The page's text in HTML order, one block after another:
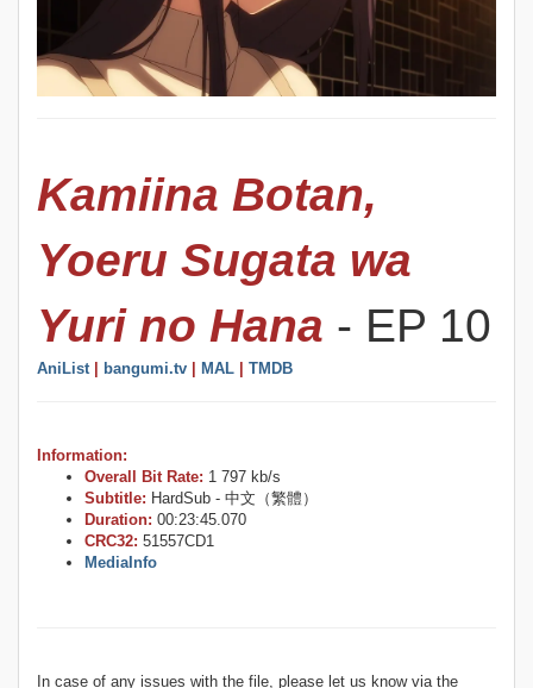
Kamiina Botan,
Yoeru Sugata wa
Yuri no Hana - EP 10
AniList| bangumi.tv MAL TMDB
Information:
Overall Bit Rate: 1 797 kb/s
Subtitle: HardSub - 中文（繁體）
Duration: 00:23:45.070
CRC32: 51557CD1
MediaInfo
In case of any issues with the file, please let us know via the